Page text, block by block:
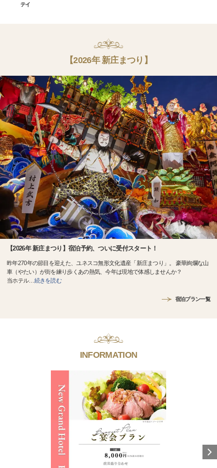
テイ
【2026年 新庄まつり】
【2026年 新庄まつり】宿泊予約、ついに受付スタート！
昨年270年の節目を迎えた、ユネスコ無形文化遺産「新庄まつり」。 豪華絢爛な山
車（やたい）が街を練り歩くあの熱気、今年は現地で体感しませんか？
当ホテル…続きを読む
宿泊プラン一覧
INFORMATION